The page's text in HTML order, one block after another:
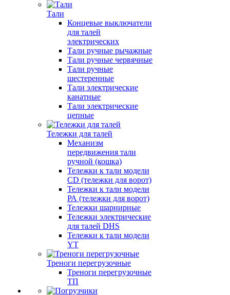
Тали
Концевые выключатели
для талей
электрических
Тали ручные рычажные
Тали ручные червячные
Тали ручные
шестеренные
Тали электрические
канатные
Тали электрические
цепные
Тележки для талей
Механизм
передвижения тали
ручной (кошка)
Тележки к тали модели
CD (тележки для ворот)
Тележки к тали модели
РА (тележки для ворот)
Тележки шарнирные
Тележки электрические
для талей DHS
Тележки к тали модели
YT
Треноги перегрузочные
Треноги перегрузочные
ТП